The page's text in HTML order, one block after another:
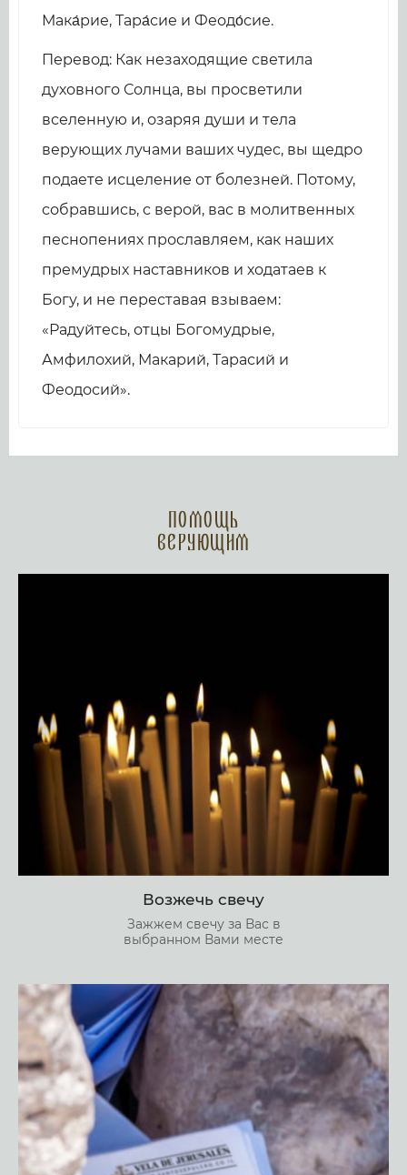
Мака́рие, Тара́сие и Феодо́сие.
Перевод: Как незаходящие светила
духовного Солнца, вы просветили
вселенную и, озаряя души и тела
верующих лучами ваших чудес, вы щедро
подаете исцеление от болезней. Потому,
собравшись, с верой, вас в молитвенных
песнопениях прославляем, как наших
премудрых наставников и ходатаев к
Богу, и не переставая взываем:
«Радуйтесь, отцы Богомудрые,
Амфилохий, Макарий, Тарасий и
Феодосий».
Помощь
верующим
Возжечь свечу
Зажжем свечу за Вас в
выбранном Вами месте